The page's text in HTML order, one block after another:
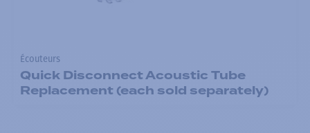
Écouteurs
Quick Disconnect Acoustic Tube
Replacement (each sold separately)